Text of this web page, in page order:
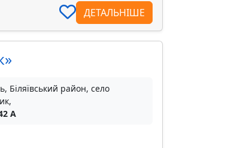
ДЕТАЛЬНІШЕ
Біляївський район, село
А